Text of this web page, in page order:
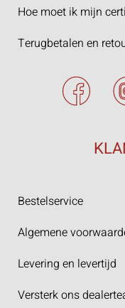
Hoe moet ik mijn
Terugbetalen en
Bestelservice
Algemene
Levering en levertijd
Versterk ons